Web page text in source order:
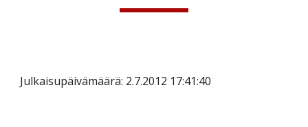
Julkaisupäivämäärä: 2.7.2012 17:41:40